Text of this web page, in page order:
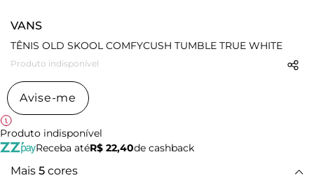
VANS
TÊNIS OLD SKOOL COMFYCUSH TUMBLE TRUE WHITE
Produto indisponível
Avise-me
Produto indisponível
Receba atéR$ 22,40de cashback
Mais 5 cores